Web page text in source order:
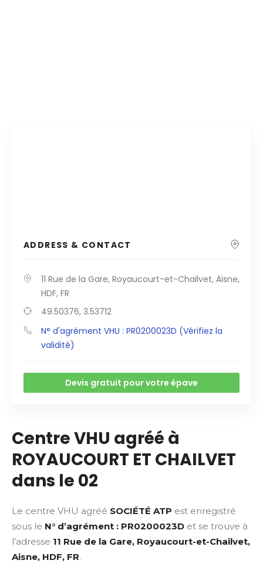
ADDRESS & CONTACT
11 Rue de la Gare, Royaucourt-et-Chailvet, Aisne,
HDF, FR
49.50376, 3.53712
N° d'agrément VHU : PR0200023D (Vérifiez la
validité)
Devis gratuit pour votre épave
Centre VHU agréé à
ROYAUCOURT ET CHAILVET
dans le 02
Le centre VHU agréé SOCIÉTÉ ATP est enregistré
sous le N° d’agrément : PR0200023D et se trouve à
l’adresse 11 Rue de la Gare, Royaucourt-et-Chailvet,
Aisne, HDF, FR.